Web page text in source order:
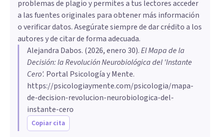
problemas de plagio y permites a tus lectores acceder
a las fuentes originales para obtener más información
o verificar datos. Asegúrate siempre de dar crédito a los
autores y de citar de forma adecuada.
Alejandra Dabos. (2026, enero 30).El Mapa de la
Decisión: la Revolución Neurobiológica del 'Instante
Cero'. Portal Psicología y Mente.
https://psicologiaymente.com/psicologia/mapa-
de-decision-revolucion-neurobiologica-del-
instante-cero
Copiar cita